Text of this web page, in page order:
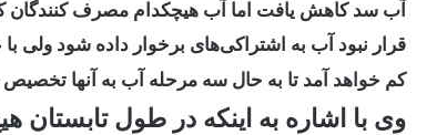
آب سد کاهش یافت اما آب هیچکدام مصرف کنندگان
قرار نبود آب به اشتراکی‌های برخوار داده شود ولی
کم خواهد آمد تا به حال سه مرحله آب به آنها
وی با اشاره به اینکه در طول